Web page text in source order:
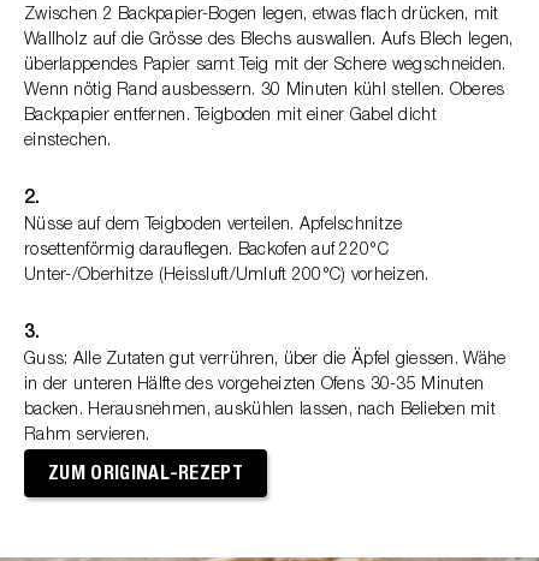
Zwischen 2 Backpapier-Bogen legen, etwas flach drücken, mit
Wallholz auf die Grösse des Blechs auswallen. Aufs Blech legen,
überlappendes Papier samt Teig mit der Schere wegschneiden.
Wenn nötig Rand ausbessern. 30 Minuten kühl stellen. Oberes
Backpapier entfernen. Teigboden mit einer Gabel dicht
einstechen.
2.
Nüsse auf dem Teigboden verteilen. Apfelschnitze
rosettenförmig darauflegen. Backofen auf 220°C
Unter-/Oberhitze (Heissluft/Umluft 200°C) vorheizen.
3.
Guss: Alle Zutaten gut verrühren, über die Äpfel giessen. Wähe
in der unteren Hälfte des vorgeheizten Ofens 30-35 Minuten
backen. Herausnehmen, auskühlen lassen, nach Belieben mit
Rahm servieren.
ZUM ORIGINAL-REZEPT